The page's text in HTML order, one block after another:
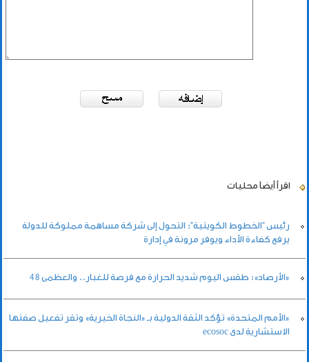
اقرأ أيضاً محليات
رئيس "الخطوط الكويتية": التحول إلى شركة مساهمة مملوكة للدولة
يرفع كفاءة الأداء ويوفر مرونة في إدارة
«الأرصاد»: طقس اليوم شديد الحرارة مع فرصة للغبار.. والعظمى 48
«الأمم المتحدة» تؤكد الثقة الدولية بـ «النجاة الخيرية» وتقر تفعيل صفتها
الاستشارية لدى ecosoc